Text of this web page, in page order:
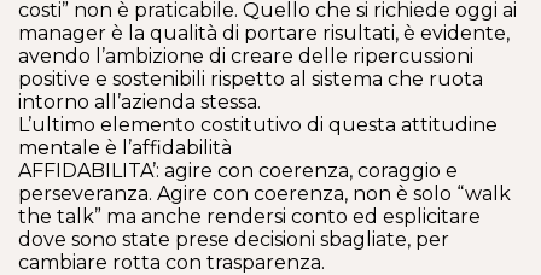
costi” non è praticabile. Quello che si richiede oggi ai
manager è la qualità di portare risultati, è evidente,
avendo l’ambizione di creare delle ripercussioni
positive e sostenibili rispetto al sistema che ruota
intorno all’azienda stessa.
L’ultimo elemento costitutivo di questa attitudine
mentale è l’affidabilità
AFFIDABILITA’: agire con coerenza, coraggio e
perseveranza. Agire con coerenza, non è solo “walk
the talk” ma anche rendersi conto ed esplicitare
dove sono state prese decisioni sbagliate, per
cambiare rotta con trasparenza.